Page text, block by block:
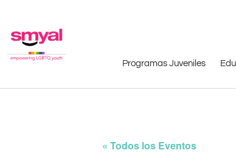
Programas Juveniles
« Todos los Eventos